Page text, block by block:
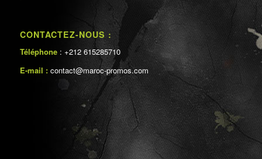
CONTACTEZ-NOUS :
Téléphone : +212 615285710
E-mail : contact@maroc-promos.com